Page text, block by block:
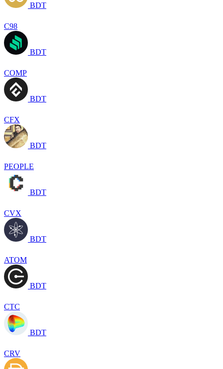
BDT
C98
BDT
COMP
BDT
CFX
BDT
PEOPLE
BDT
CVX
BDT
ATOM
BDT
CTC
BDT
CRV